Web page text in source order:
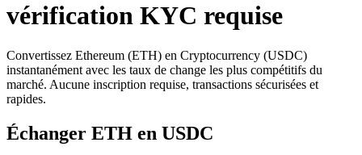
vérification KYC requise
Convertissez Ethereum (ETH) en Cryptocurrency (USDC)
instantanément avec les taux de change les plus compétitifs du
marché. Aucune inscription requise, transactions sécurisées et
rapides.
Échanger ETH en USDC